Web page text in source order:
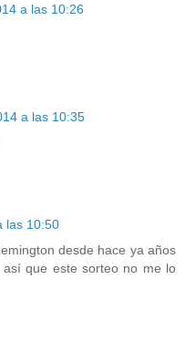
a las 10:26
a las 10:35
las 10:50
desde hace ya años
que este sorteo no me lo